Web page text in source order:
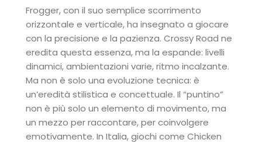
Frogger, con il suo semplice scorrimento
orizzontale e verticale, ha insegnato a giocare
con la precisione e la pazienza. Crossy Road ne
eredita questa essenza, ma la espande: livelli
dinamici, ambientazioni varie, ritmo incalzante.
Ma non è solo una evoluzione tecnica: è
un’eredità stilistica e concettuale. Il “puntino”
non è più solo un elemento di movimento, ma
un mezzo per raccontare, per coinvolgere
emotivamente. In Italia, giochi come Chicken